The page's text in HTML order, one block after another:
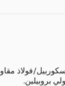
بروبيلين.